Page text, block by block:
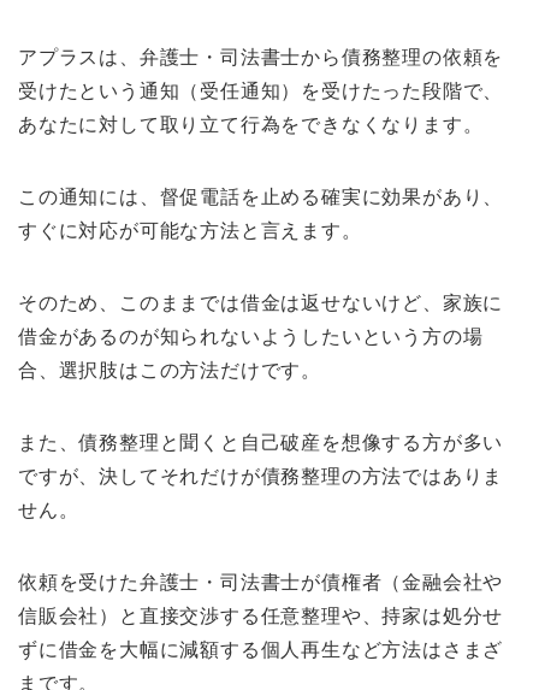
アプラスは、弁護士・司法書士から債務整理の依頼を
受けたという通知（受任通知）を受けたった段階で、
あなたに対して取り立て行為をできなくなります。
この通知には、督促電話を止める確実に効果があり、
すぐに対応が可能な方法と言えます。
そのため、このままでは借金は返せないけど、家族に
借金があるのが知られないようしたいという方の場
合、選択肢はこの方法だけです。
また、債務整理と聞くと自己破産を想像する方が多い
ですが、決してそれだけが債務整理の方法ではありま
せん。
依頼を受けた弁護士・司法書士が債権者（金融会社や
信販会社）と直接交渉する任意整理や、持家は処分せ
ずに借金を大幅に減額する個人再生など方法はさまざ
まです。